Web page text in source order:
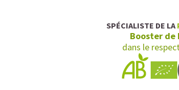
SPÉCIALISTE DE LA
Booster de
dans le